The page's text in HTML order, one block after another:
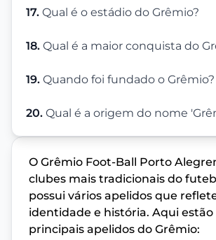
17. Qual é o estádio do Grêmio?
18. Qual é a maior conquista do
19. Quando foi fundado o Grêmio?
20. Qual é a origem do nome
O Grêmio Foot-Ball Porto
clubes mais tradicionais do
possui vários apelidos que
identidade e história. Aqui estão
principais apelidos do Grêmio: